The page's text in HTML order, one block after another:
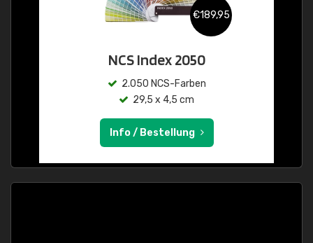
€189,95
NCS Index 2050
2.050 NCS-Farben
29,5 x 4,5 cm
Info / Bestellung